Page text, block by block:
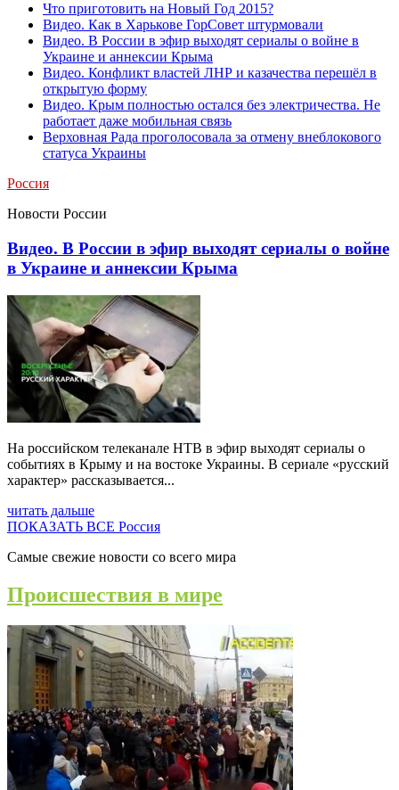
Что приготовить на Новый Год 2015?
Видео. Как в Харькове ГорСовет штурмовали
Видео. В России в эфир выходят сериалы о войне в
Украине и аннексии Крыма
Видео. Конфликт властей ЛНР и казачества перешёл в
открытую форму
Видео. Крым полностью остался без электричества. Не
работает даже мобильная связь
Верховная Рада проголосовала за отмену внеблокового
статуса Украины
Россия
Новости России
Видео. В России в эфир выходят сериалы о войне
в Украине и аннексии Крыма
На российском телеканале НТВ в эфир выходят сериалы о
событиях в Крыму и на востоке Украины. В сериале «русский
характер» рассказывается...
читать дальше
ПОКАЗАТЬ ВСЕ Россия
Самые свежие новости со всего мира
Происшествия в мире